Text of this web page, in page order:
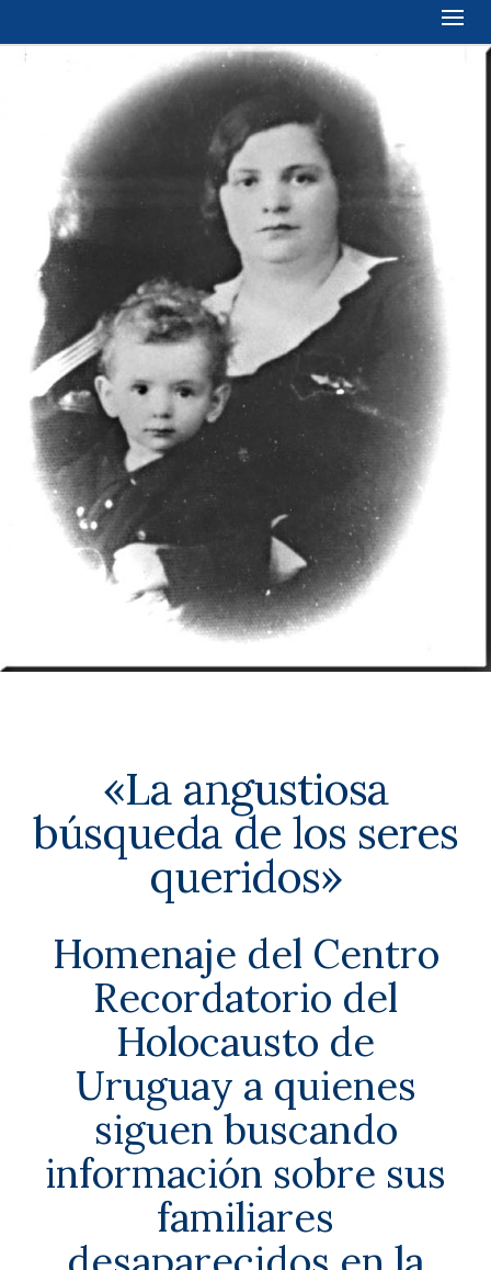
«La angustiosa
búsqueda de los seres
queridos»
Homenaje del Centro
Recordatorio del
Holocausto de
Uruguay a quienes
siguen buscando
información sobre sus
familiares